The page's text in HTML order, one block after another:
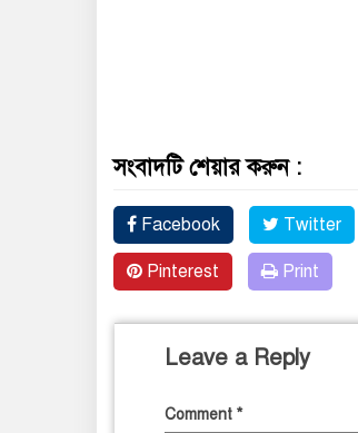
সংবাদটি শেয়ার করুন :
Facebook Twitter
Pinterest Print
Leave a Reply
Comment *